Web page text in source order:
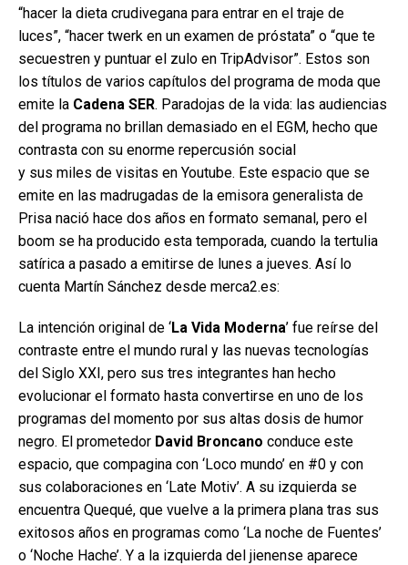
“hacer la dieta crudivegana para entrar en el traje de
luces”, “hacer twerk en un examen de próstata” o “que te
secuestren y puntuar el zulo en TripAdvisor”. Estos son
los títulos de varios capítulos del programa de moda que
emite la Cadena SER. Paradojas de la vida: las audiencias
del programa no brillan demasiado en el EGM, hecho que
contrasta con su enorme repercusión social
y sus miles de visitas en Youtube. Este espacio que se
emite en las madrugadas de la emisora generalista de
Prisa nació hace dos años en formato semanal, pero el
boom se ha producido esta temporada, cuando la tertulia
satírica a pasado a emitirse de lunes a jueves. Así lo
cuenta Martín Sánchez desde merca2.es:
La intención original de ‘La Vida Moderna’ fue reírse del
contraste entre el mundo rural y las nuevas tecnologías
del Siglo XXI, pero sus tres integrantes han hecho
evolucionar el formato hasta convertirse en uno de los
programas del momento por sus altas dosis de humor
negro. El prometedor David Broncano conduce este
espacio, que compagina con ‘Loco mundo’ en #0 y con
sus colaboraciones en ‘Late Motiv’. A su izquierda se
encuentra Quequé, que vuelve a la primera plana tras sus
exitosos años en programas como ‘La noche de Fuentes’
o ‘Noche Hache’. Y a la izquierda del jienense aparece